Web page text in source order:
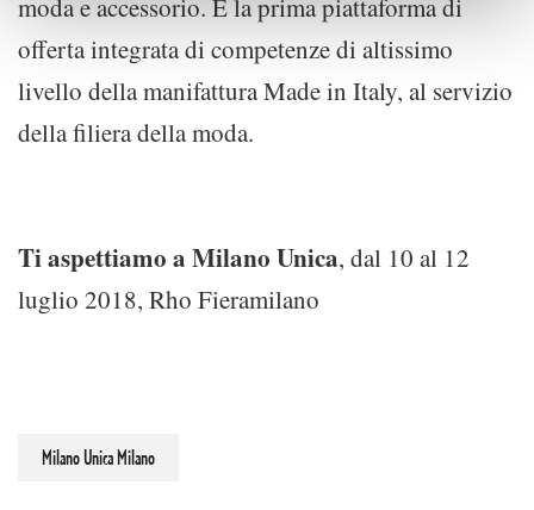
moda e accessorio. È la prima piattaforma di
offerta integrata di competenze di altissimo
livello della manifattura Made in Italy, al servizio
della filiera della moda.
Ti aspettiamo a Milano Unica, dal 10 al 12
luglio 2018, Rho Fieramilano
Milano Unica Milano